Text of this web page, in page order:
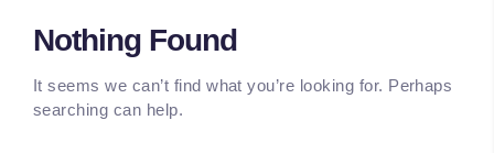
Nothing Found
It seems we can’t find what you’re looking for. Perhaps
searching can help.